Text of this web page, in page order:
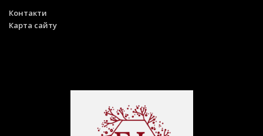
Контакти
Карта сайту